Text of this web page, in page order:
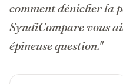
comment dénicher la
SyndiCompare vous
épineuse question."